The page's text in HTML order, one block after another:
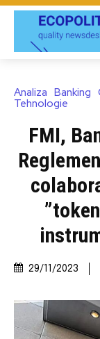
Analiza Banking
Tehnologie
FMI,
29/11/2023